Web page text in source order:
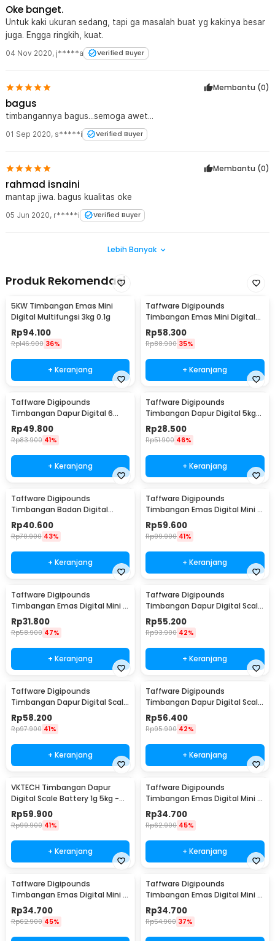
Oke banget.
Untuk kaki ukuran sedang, tapi ga masalah buat yg kakinya besar
juga. Engga ringkih, kuat.
04 Nov 2020, j*****a Verified Buyer
Membantu (0)
bagus
timbangannya bagus...semoga awet...
01 Sep 2020, s*****i Verified Buyer
Membantu (0)
rahmad isnaini
mantap jiwa. bagus kualitas oke
05 Jun 2020, r*****i Verified Buyer
Lebih Banyak
Produk Rekomendasi
5KW Timbangan Emas Mini
Digital Multifungsi 3kg 0.1g
Rp94.100
Rp146.900 36%
+ Keranjang
Taffware Digipounds
Timbangan Emas Mini Digital
Multifungsi 500g 0.1g - EK518
Rp58.300
Rp88.900 35%
+ Keranjang
Taffware Digipounds
Timbangan Dapur Digital 6
Satuan 1kg 0.1g - i2000
Rp49.800
Rp83.900 41%
+ Keranjang
Taffware Digipounds
Timbangan Dapur Digital 5kg
1g Kitchen Scale LCD - B05
Rp28.500
Rp51.900 46%
+ Keranjang
Taffware Digipounds
Timbangan Badan Digital
Scale Battery 0.05kg 180kg -
BT-986
Rp40.600
Rp70.900 43%
+ Keranjang
Taffware Digipounds
Timbangan Emas Digital Mini 7
Units 0.01g 500g - UF200H
Rp59.600
Rp99.900 41%
+ Keranjang
Taffware Digipounds
Timbangan Emas Digital Mini 5
Units 0.01g 200g - MH-200
Rp31.800
Rp58.900 47%
+ Keranjang
Taffware Digipounds
Timbangan Dapur Digital Scale
Battery 1g 5kg - Z1S
Rp55.200
Rp93.900 42%
+ Keranjang
Taffware Digipounds
Timbangan Dapur Digital Scale
Battery 1g 10kg - Z2S
Rp58.200
Rp97.900 41%
+ Keranjang
Taffware Digipounds
Timbangan Dapur Digital Scale
Battery 1g 10kg - Z3S
Rp56.400
Rp95.900 42%
+ Keranjang
VKTECH Timbangan Dapur
Digital Scale Battery 1g 5kg -
CK10A
Rp59.900
Rp99.900 41%
+ Keranjang
Taffware Digipounds
Timbangan Emas Digital Mini 7
Units 0.01g 500g - SC-13 /
VSW0083
Rp34.700
Rp62.900 45%
+ Keranjang
Taffware Digipounds
Timbangan Emas Digital Mini 7
Units 0.01g 200g - SC-13 /
VSW0083
Rp34.700
Rp62.900 45%
Taffware Digipounds
Timbangan Emas Digital Mini 7
Units 0.01g 100g - SC-13 /
VSW0083
Rp34.700
Rp54.900 37%